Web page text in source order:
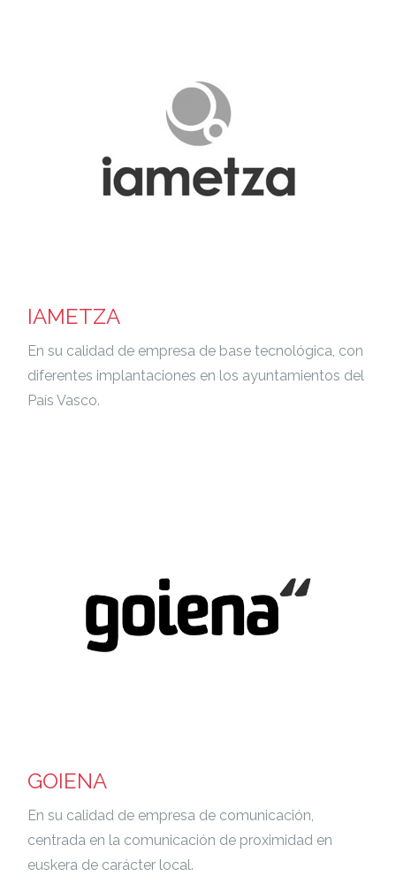
IAMETZA
En su calidad de empresa de base tecnológica, con
diferentes implantaciones en los ayuntamientos del
País Vasco.
GOIENA
En su calidad de empresa de comunicación,
centrada en la comunicación de proximidad en
euskera de carácter local.